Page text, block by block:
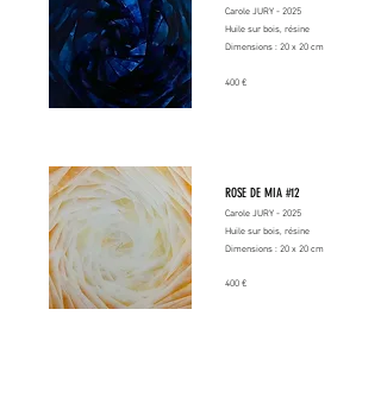
Carole JURY - 2025
Huile sur bois, résine
Dimensions : 20 x 20 cm
400 €
ROSE DE MIA #12
Carole JURY - 2025
Huile sur bois, résine
Dimensions : 20 x 20 cm
400 €